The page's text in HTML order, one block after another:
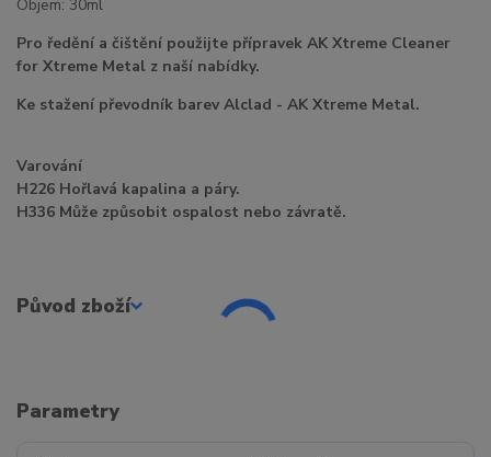
Objem: 30ml
Pro ředění a čištění použijte přípravek AK Xtreme Cleaner
for Xtreme Metal z naší nabídky.
Ke stažení převodník barev Alclad - AK Xtreme Metal.
Varování
H226 Hořlavá kapalina a páry.
H336 Může způsobit ospalost nebo závratě.
Původ zboží
Parametry